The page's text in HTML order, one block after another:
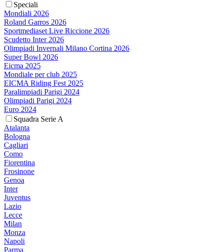
Speciali
Mondiali 2026
Roland Garros 2026
Sportmediaset Live Riccione 2026
Scudetto Inter 2026
Olimpiadi Invernali Milano Cortina 2026
Super Bowl 2026
Eicma 2025
Mondiale per club 2025
EICMA Riding Fest 2025
Paralimpiadi Parigi 2024
Olimpiadi Parigi 2024
Euro 2024
Squadra Serie A
Atalanta
Bologna
Cagliari
Como
Fiorentina
Frosinone
Genoa
Inter
Juventus
Lazio
Lecce
Milan
Monza
Napoli
Parma